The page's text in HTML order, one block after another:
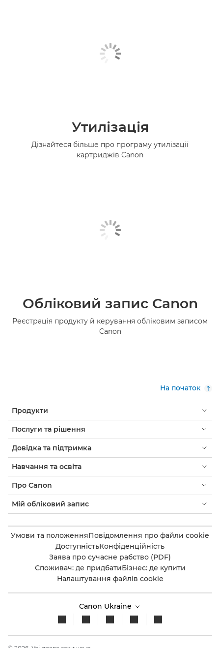
Утилізація
Дізнайтеся більше про програму утилізації
картриджів Canon
Обліковий запис Canon
Реєстрація продукту й керування обліковим записом
Canon
На початок
Продукти
Послуги та рішення
Довідка та підтримка
Навчання та освіта
Про Canon
Мій обліковий запис
Умови та положенняПовідомлення про файли cookie
ДоступністьКонфіденційність
Заява про сучасне рабство (PDF)
Споживач: де придбатиБізнес: де купити
Налаштування файлів cookie
Canon Ukraine